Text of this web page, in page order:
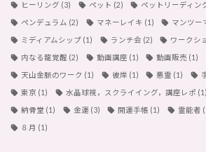
ヒーリング (3) ペット (2) ペットリーディン
ペンデュラム (2) マネーレイキ (1) マンツー
ミディアムシップ (1) ランチ会 (2) ワークシ
内なる龍覚醒 (2) 動画講座 (1) 動画販売 (1)
天山金脈のワーク (1) 彼岸 (1) 悪霊 (1)
東京 (1) 水晶球視，スクライイング，講座レポ (1)
納骨堂 (1) 金運 (3) 開運手帳 (1) 霊能者
８月 (1)